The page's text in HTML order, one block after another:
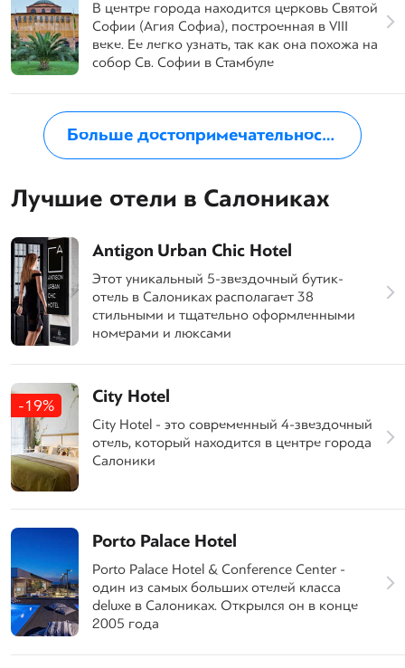
В центре города находится церковь Святой
Софии (Агия Софиа), построенная в VIII
веке. Ее легко узнать, так как она похожа на
собор Св. Софии в Стамбуле
Больше достопримечательностей в Салониках
Лучшие отели в Салониках
Antigon Urban Chic Hotel
Этот уникальный 5-звездочный бутик-
отель в Салониках располагает 38
стильными и тщательно оформленными
номерами и люксами
-19% City Hotel
City Hotel - это современный 4-звездочный
отель, который находится в центре города
Салоники
Porto Palace Hotel
Porto Palace Hotel & Conference Center -
один из самых больших отелей класса
deluxe в Салониках. Открылся он в конце
2005 года